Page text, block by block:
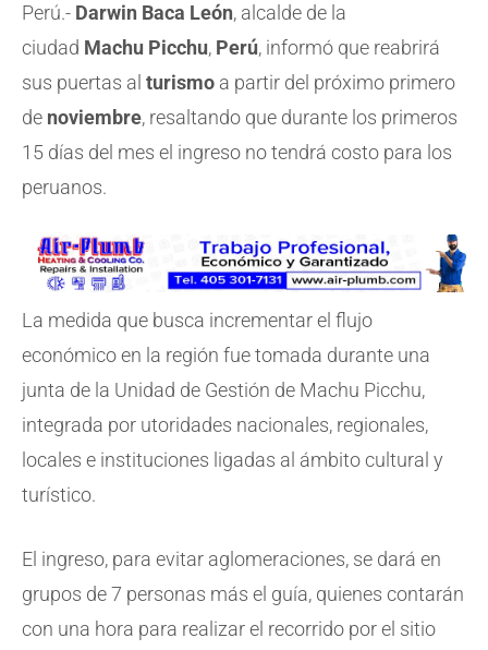
Perú.- Darwin Baca León, alcalde de la
ciudad Machu Picchu, Perú, informó que reabrirá
sus puertas al turismo a partir del próximo primero
de noviembre, resaltando que durante los primeros
15 días del mes el ingreso no tendrá costo para los
peruanos.
La medida que busca incrementar el flujo
económico en la región fue tomada durante una
junta de la Unidad de Gestión de Machu Picchu,
integrada por utoridades nacionales, regionales,
locales e instituciones ligadas al ámbito cultural y
turístico.
El ingreso, para evitar aglomeraciones, se dará en
grupos de 7 personas más el guía, quienes contarán
con una hora para realizar el recorrido por el sitio